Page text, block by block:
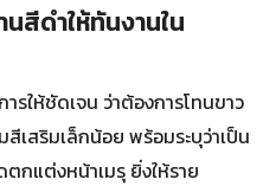
สีดําให้ทันงานใน
ให้ชัดเจน ว่าต้องการโทนขาว
เสริมเล็กน้อย พร้อมระบุว่าเป็น
กแต่งหน้าเมรุ ยิ่งให้ราย